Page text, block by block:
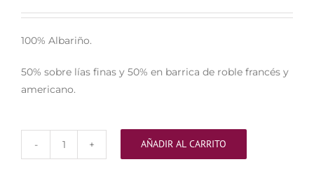
100% Albariño.
50% sobre lías finas y 50% en barrica de roble francés y
americano.
Pazo
AÑADIR AL CARRITO